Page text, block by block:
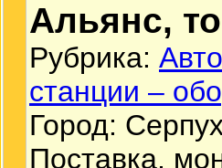
Альянс,
Рубрика:
станции –
Город:
Поставка,